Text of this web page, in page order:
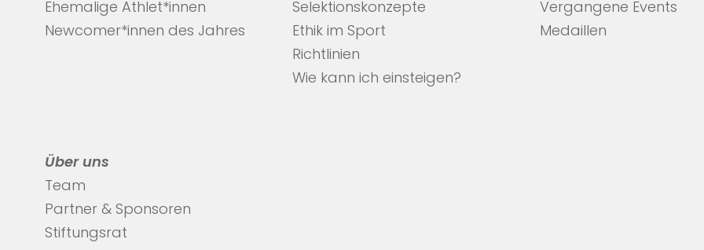
Ehemalige Athlet*innen
Newcomer*innen des Jahres
Selektionskonzepte
Ethik im Sport
Richtlinien
Wie kann ich einsteigen?
Vergangene Events
Medaillen
Über uns
Team
Partner & Sponsoren
Stiftungsrat